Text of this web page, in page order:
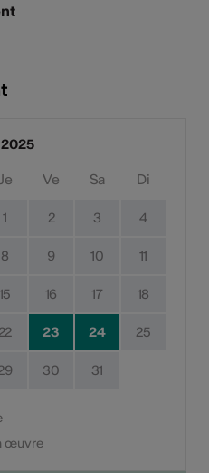
2025
Ve Sa Di
1 2 3 4
8 9 10 11
15 16 17 18
22 23 24 25
30 31
œuvre